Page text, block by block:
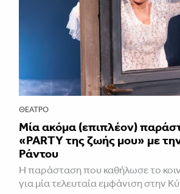
ΘΈΑΤΡΟ
Μία ακόμα (επιπλέον)
«PARTY της ζωής μου» με
Ράντου
Η παράσταση που καθήλωσε το
για μία τελευταία εμφάνιση στην